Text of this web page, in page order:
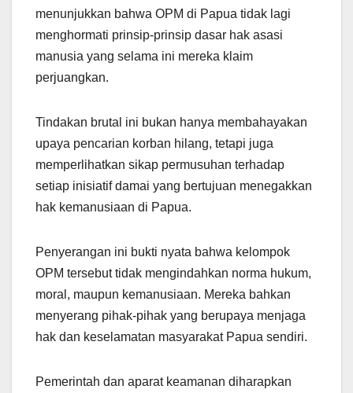
menunjukkan bahwa OPM di Papua tidak lagi
menghormati prinsip-prinsip dasar hak asasi
manusia yang selama ini mereka klaim
perjuangkan.
Tindakan brutal ini bukan hanya membahayakan
upaya pencarian korban hilang, tetapi juga
memperlihatkan sikap permusuhan terhadap
setiap inisiatif damai yang bertujuan menegakkan
hak kemanusiaan di Papua.
Penyerangan ini bukti nyata bahwa kelompok
OPM tersebut tidak mengindahkan norma hukum,
moral, maupun kemanusiaan. Mereka bahkan
menyerang pihak-pihak yang berupaya menjaga
hak dan keselamatan masyarakat Papua sendiri.
Pemerintah dan aparat keamanan diharapkan